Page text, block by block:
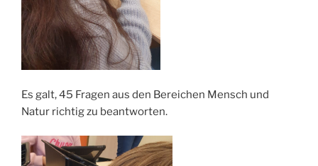
Es galt, 45 Fragen aus den Bereichen Mensch und
Natur richtig zu beantworten.